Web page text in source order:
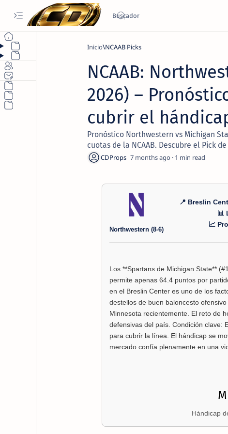
Inicio NCAAB Picks
NCAAB:
2026) –
cubrir el
Pronóstico Northwestern vs Michigan
cuotas de la NCAAB. Descubre el Pick de
7 months ago 1
Northwestern (8-6)
📍 Breslin
📊
📈
Los **Spartans de Michigan State**
permite apenas 64.4 puntos por
en el Breslin Center es uno de los
destellos de buen baloncesto
Minnesota recientemente. El reto de
defensivas del país. Condición clave:
para cubrir la línea. El hándicap se
mercado confía plenamente en una
Hándicap